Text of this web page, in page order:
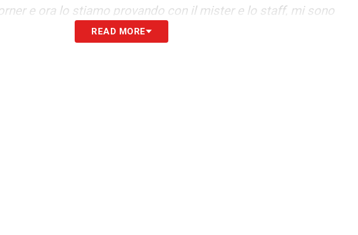
e ora lo stiamo provando con il mister e lo staff, mi sono
su questo aspetto tattico. È importante saper aiutare la
READ MORE